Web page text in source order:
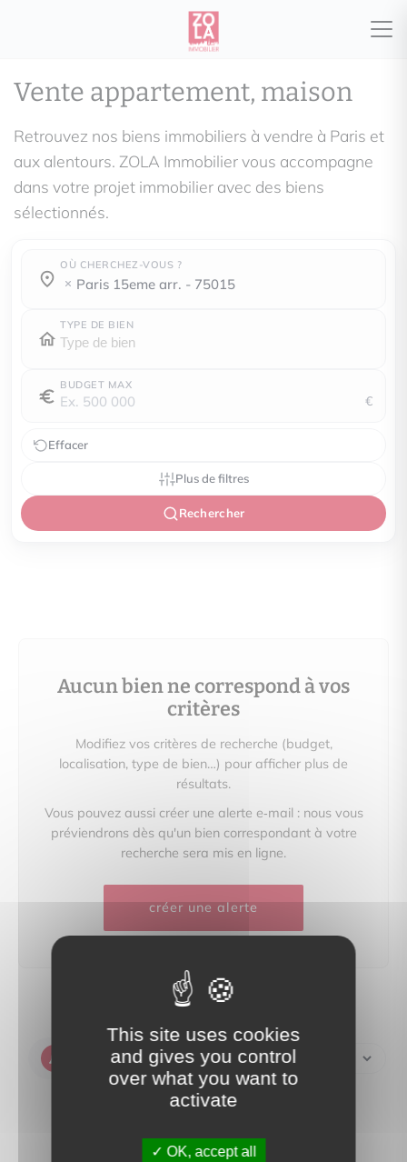
Vente appartement, maison
Retrouvez nos biens immobiliers à vendre à Paris et
aux alentours. ZOLA Immobilier vous accompagne
dans votre projet immobilier avec des biens
sélectionnés.
OÙ CHERCHEZ-VOUS ?
Où cherchez-vous ?
paris 15eme arr. - 75015
Où cherchez-vous ?
TYPE DE BIEN
BUDGET MAX
€
Effacer
Plus de filtres
Rechercher
Aucun bien ne correspond à vos
critères
Modifiez vos critères de recherche (budget,
localisation, type de bien…) pour afficher plus de
résultats.
Vous pouvez aussi créer une alerte e‑mail : nous vous
préviendrons dès qu'un bien correspondant à votre
recherche sera mis en ligne.
créer une alerte
Créer une alerte
This site uses cookies
and gives you control
over what you want to
activate
OK, accept all